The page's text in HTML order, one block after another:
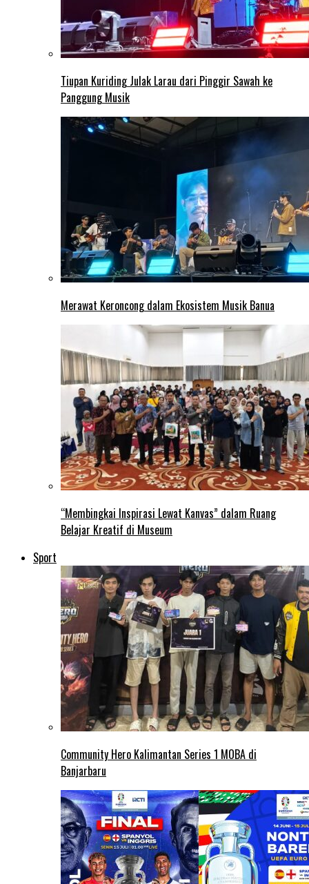
Tiupan Kuriding Julak Larau dari Pinggir Sawah ke
Panggung Musik
Merawat Keroncong dalam Ekosistem Musik Banua
“Membingkai Inspirasi Lewat Kanvas” dalam Ruang
Belajar Kreatif di Museum
Sport
Community Hero Kalimantan Series 1 MOBA di
Banjarbaru